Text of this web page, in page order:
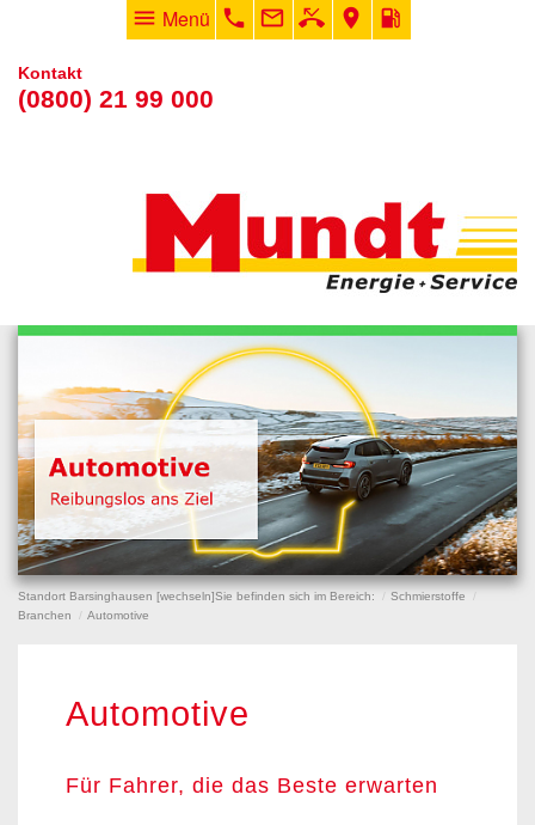
menu Menü phone mail_outline phone_missed room local_gas_station
Kontakt
(0800) 21 99 000
Standort Barsinghausen [wechseln]Sie befinden sich im Bereich:
Schmierstoffe
Branchen
Automotive
Automotive
Für Fahrer, die das Beste erwarten